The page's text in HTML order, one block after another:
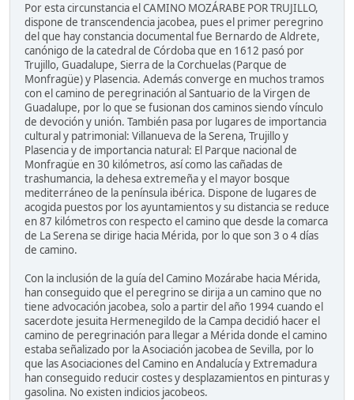
Por esta circunstancia el CAMINO MOZÁRABE POR TRUJILLO,
dispone de transcendencia jacobea, pues el primer peregrino
del que hay constancia documental fue Bernardo de Aldrete,
canónigo de la catedral de Córdoba que en 1612 pasó por
Trujillo, Guadalupe, Sierra de la Corchuelas (Parque de
Monfragüe) y Plasencia. Además converge en muchos tramos
con el camino de peregrinación al Santuario de la Virgen de
Guadalupe, por lo que se fusionan dos caminos siendo vínculo
de devoción y unión. También pasa por lugares de importancia
cultural y patrimonial: Villanueva de la Serena, Trujillo y
Plasencia y de importancia natural: El Parque nacional de
Monfragüe en 30 kilómetros, así como las cañadas de
trashumancia, la dehesa extremeña y el mayor bosque
mediterráneo de la península ibérica. Dispone de lugares de
acogida puestos por los ayuntamientos y su distancia se reduce
en 87 kilómetros con respecto el camino que desde la comarca
de La Serena se dirige hacia Mérida, por lo que son 3 o 4 días
de camino.
Con la inclusión de la guía del Camino Mozárabe hacia Mérida,
han conseguido que el peregrino se dirija a un camino que no
tiene advocación jacobea, solo a partir del año 1994 cuando el
sacerdote jesuita Hermenegildo de la Campa decidió hacer el
camino de peregrinación para llegar a Mérida donde el camino
estaba señalizado por la Asociación jacobea de Sevilla, por lo
que las Asociaciones del Camino en Andalucía y Extremadura
han conseguido reducir costes y desplazamientos en pinturas y
gasolina. No existen indicios jacobeos.